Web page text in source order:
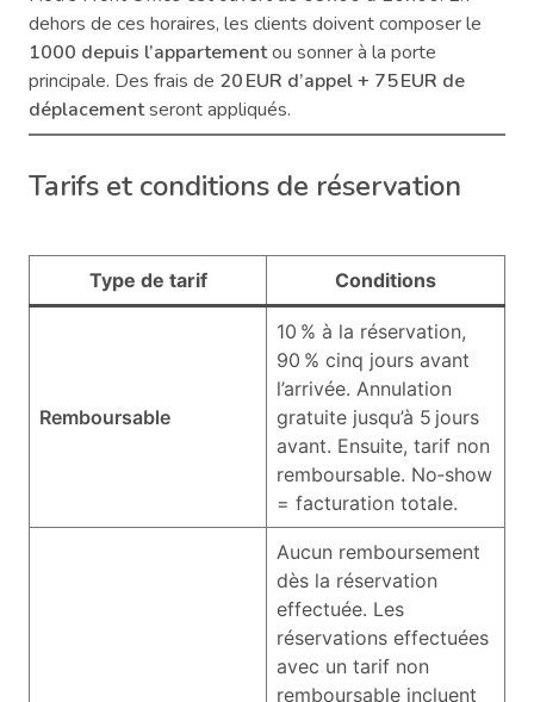
dehors de ces horaires, les clients doivent composer le
1000 depuis l’appartementou sonner à la porte
principale. Des frais de 20 EUR d’appel + 75 EUR de
déplacementseront appliqués.
Tarifs et conditions de réservation
Type de tarif Conditions
Remboursable
10 % à la réservation,
90 % cinq jours avant
l’arrivée. Annulation
gratuite jusqu’à 5 jours
avant. Ensuite, tarif non
remboursable. No‑show
= facturation totale.
Aucun remboursement
dès la réservation
effectuée. Les
réservations effectuées
avec un tarif non
remboursable incluent